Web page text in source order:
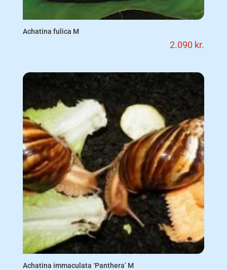
Achatina fulica M
2.090 kr.
Achatina immaculata ‘Panthera’ M